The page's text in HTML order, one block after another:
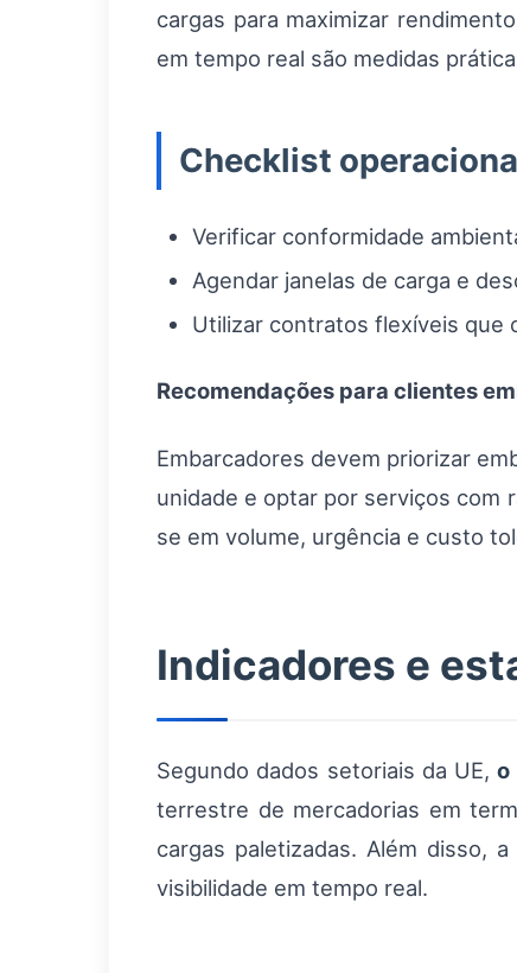
cargas para maximizar
em tempo real são medidas
Checklist
Verificar conformidade
Agendar janelas de carga e
Utilizar contratos flexíveis que
Recomendações para clientes
Embarcadores devem priorizar
unidade e optar por serviços com
se em volume, urgência e custo
Indicadores e
Segundo dados setoriais da UE,o
terrestre de mercadorias em
cargas paletizadas. Além disso,
visibilidade em tempo real.